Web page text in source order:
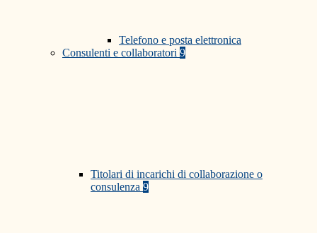
Telefono e posta elettronica
Consulenti e collaboratori 9
Titolari di incarichi di collaborazione o
consulenza 9